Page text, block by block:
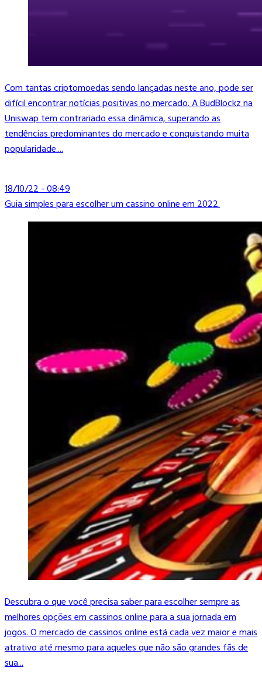
Com tantas criptomoedas sendo lançadas neste ano, pode ser
difícil encontrar notícias positivas no mercado. A BudBlockz na
Uniswap tem contrariado essa dinâmica, superando as
tendências predominantes do mercado e conquistando muita
popularidade....
18/10/22 - 08:49
Guia simples para escolher um cassino online em 2022.
Descubra o que você precisa saber para escolher sempre as
melhores opções em cassinos online para a sua jornada em
jogos. O mercado de cassinos online está cada vez maior e mais
atrativo até mesmo para aqueles que não são grandes fãs de
sua...